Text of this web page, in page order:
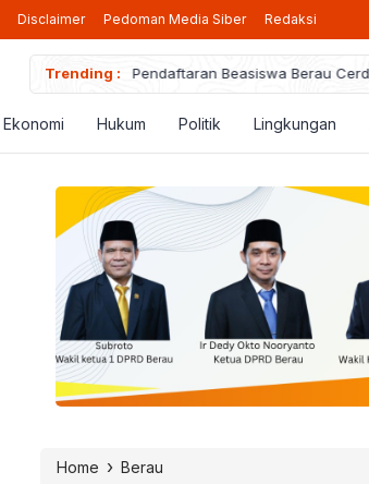
Disclaimer Pedoman Media Siber Redaksi
Trending : Pendaftaran Beasiswa Berau
Ekonomi Hukum Politik Lingkungan
Home › Berau